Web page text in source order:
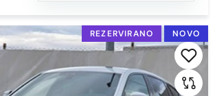
REZERVIRANO NOVO